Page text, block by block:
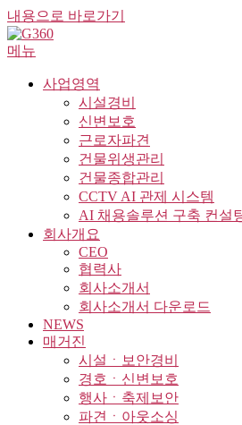
내용으로 바로가기
메뉴
사업영역
시설경비
신변보호
근로자파견
건물위생관리
건물종합관리
CCTV AI 관제 시스템
AI 채용솔루션 구축 컨설
회사개요
CEO
협력사
회사소개서
회사소개서 다운로드
NEWS
매거진
시설ㆍ보안경비
경호ㆍ신변보호
행사ㆍ축제보안
파견ㆍ아웃소싱